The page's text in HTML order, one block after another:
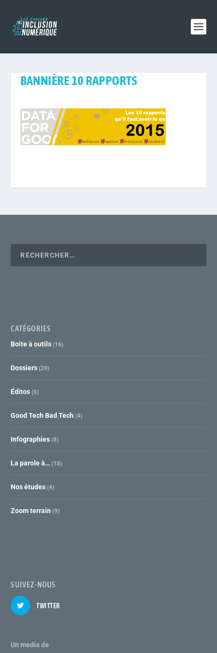
BANNIÈRE 10 RAPPORTS
CATÉGORIES
Boite à outils (16)
Dossiers (29)
Éditos (5)
Good Tech Bad Tech (4)
Infographies (8)
La parole à… (18)
Nos études (4)
Zoom terrain (9)
SUIVEZ-NOUS
TWITTER
Un media de